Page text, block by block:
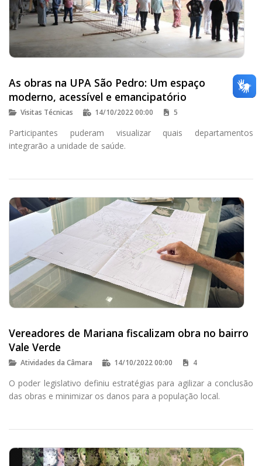
As obras na UPA São Pedro: Um espaço
moderno, acessível e emancipatório
Visitas Técnicas 14/10/2022 00:00 5
Participantes puderam visualizar quais departamentos
integrarão a unidade de saúde.
Vereadores de Mariana fiscalizam obra no bairro
Vale Verde
Atividades da Câmara 14/10/2022 00:00 4
O poder legislativo definiu estratégias para agilizar a conclusão
das obras e minimizar os danos para a população local.